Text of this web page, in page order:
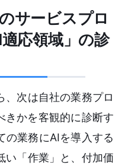
サービスプロ
応領域」の診
、次は自社の業務プロ
きかを客観的に診断す
の業務にAIを導入する
い「作業」と、付加価